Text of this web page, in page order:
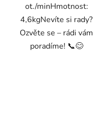
ot./minHmotnost:
4,6kgNevíte si rady?
Ozvěte se – rádi vám
poradíme! 📞😊